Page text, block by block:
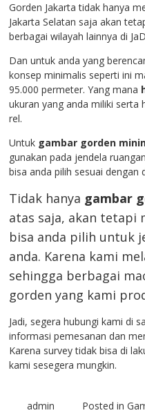
Gorden Jakarta tidak hanya
Jakarta Selatan saja akan
berbagai wilayah lainnya di
Dan untuk anda yang
konsep minimalis seperti ini
95.000 permeter. Yang mana
ukuran yang anda miliki serta
rel.
Untuk gambar gorden
gunakan pada jendela
bisa anda pilih sesuai dengan
Tidak hanya gambar
atas saja, akan tetapi
bisa anda pilih untuk
anda. Karena kami
sehingga berbagai
gorden yang kami
Jadi, segera hubungi kami di
informasi pemesanan dan
Karena survey tidak bisa di
kami sesegera mungkin.
admin Posted in